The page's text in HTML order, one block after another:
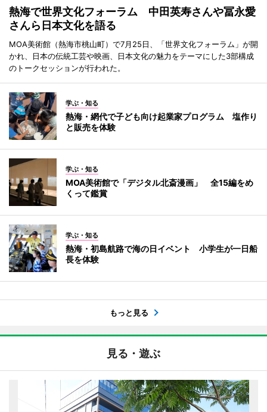
熱海で世界文化フォーラム 中田英寿さんや冨永愛
さんら日本文化を語る
MOA美術館（熱海市桃山町）で7月25日、「世界文化フォーラム」が開
かれ、日本の伝統工芸や映画、日本文化の魅力をテーマにした3部構成
のトークセッションが行われた。
学ぶ・知る
熱海・網代で子ども向け起業家プログラム 塩作り
と販売を体験
学ぶ・知る
MOA美術館で「デジタル北斎漫画」 全15編をめ
くって鑑賞
学ぶ・知る
熱海・初島航路で海の日イベント 小学生が一日船
長を体験
もっと見る
見る・遊ぶ